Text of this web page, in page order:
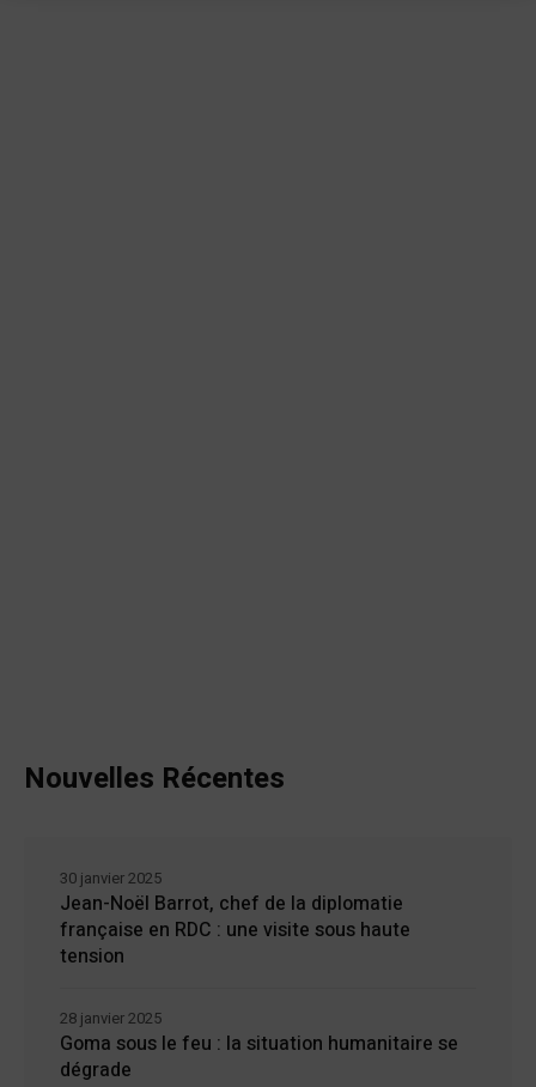
Nouvelles Récentes
Jean-Noël Barrot, chef de la diplomatie
française en RDC : une visite sous haute
tension
30 janvier 2025
Goma sous le feu : la situation humanitaire se
dégrade
28 janvier 2025